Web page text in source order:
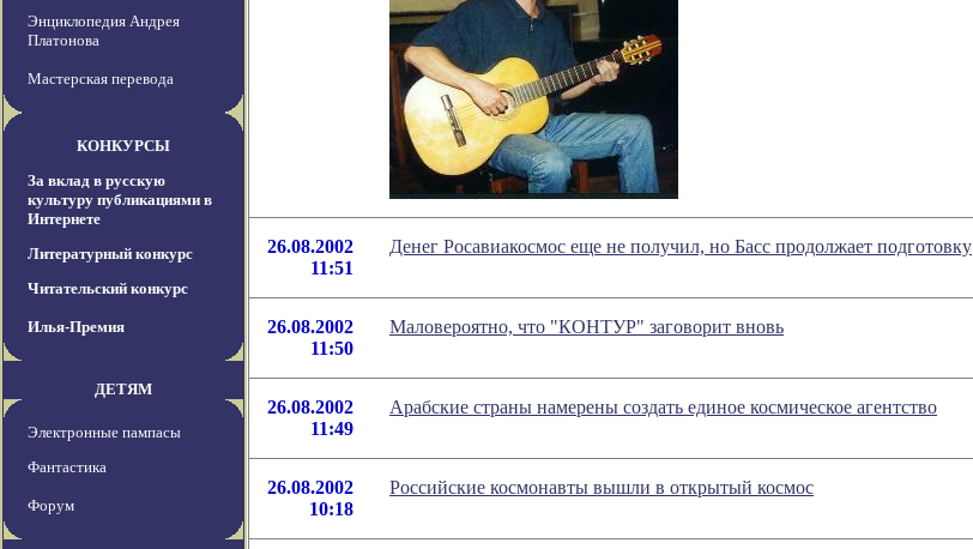
Энциклопедия Андрея
Платонова
Мастерская перевода
КОНКУРСЫ
За вклад в русскую
культуру публикациями в
Интернете
Литературный конкурс
Читательский конкурс
Илья-Премия
ДЕТЯМ
Электронные пампасы
Фантастика
Форум
26.08.2002
11:51
Денег Росавиакосмос еще не получил, но Басс продолжает подготовку
26.08.2002
11:50
Маловероятно, что "КОНТУР" заговорит вновь
26.08.2002
11:49
Арабские страны намерены создать единое космическое агентство
26.08.2002
10:18
Российские космонавты вышли в открытый космос